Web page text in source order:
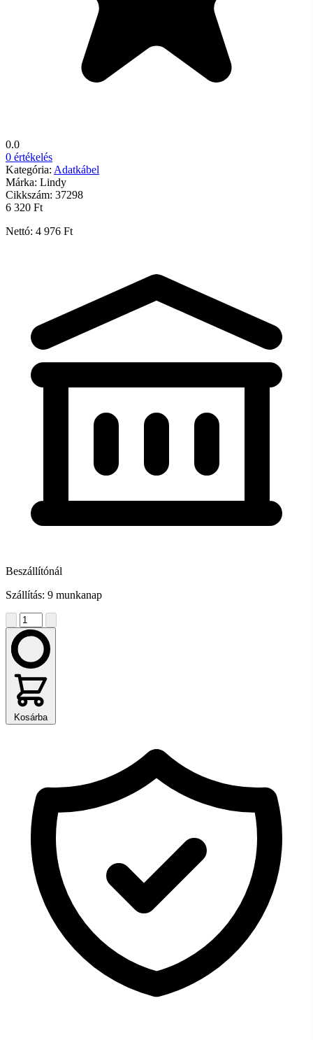
0.0
0 értékelés
Kategória: Adatkábel
Márka: Lindy
Cikkszám: 37298
6 320 Ft
Nettó: 4 976 Ft
Beszállítónál
Szállítás: 9 munkanap
Kosárba